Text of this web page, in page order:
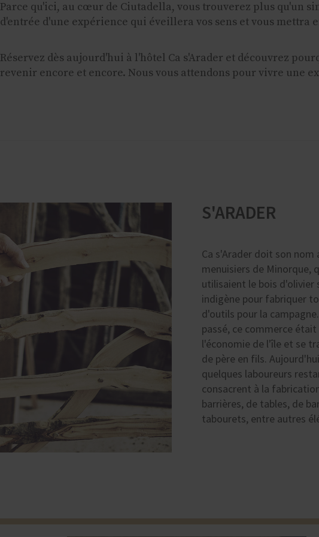
Parce qu'ici, au cœur de Ciutadella, vous trouverez plus qu'un
d'entrée d'une expérience qui éveillera vos sens et vous mettra
Réservez dès aujourd'hui à l'hôtel Ca s'Arader et découvrez
revenir encore et encore. Nous vous attendons pour vivre une
S'ARADER
Ca s'Arader doit son nom
menuisiers de Minorque,
utilisaient le bois d'olivier
indigène pour fabriquer
d'outils pour la
passé, ce commerce
l'économie de l'île et se
de père en fils.
quelques laboureurs
consacrent à la
barrières, de tables, de
tabourets, entre autres